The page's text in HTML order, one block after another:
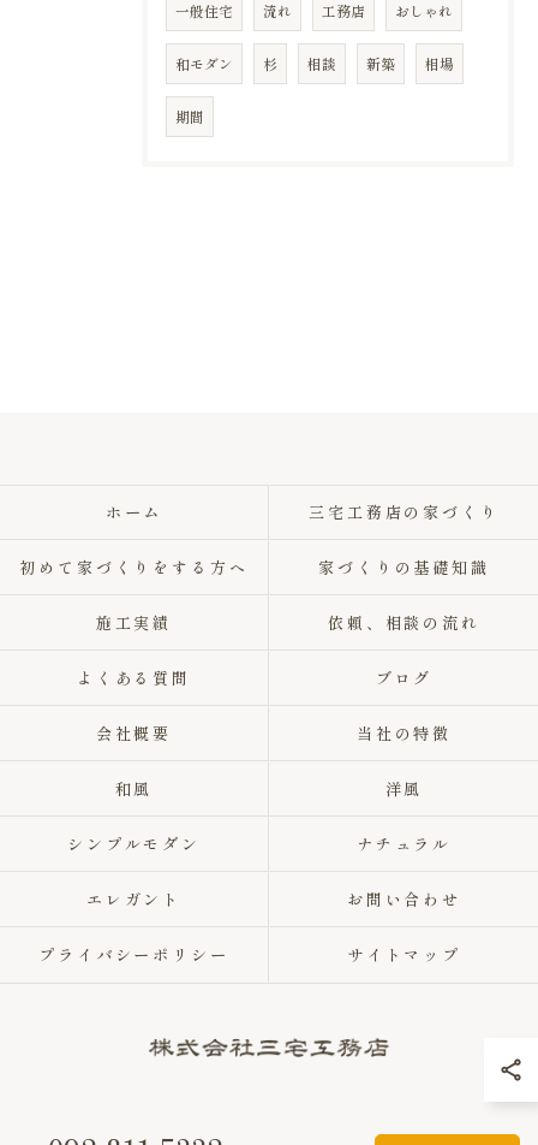
一般住宅 流れ 工務店 おしゃれ
和モダン 杉 相談 新築 相場
期間
ホーム 三宅工務店の家づくり
初めて家づくりをする方へ 家づくりの基礎知識
施工実績 依頼、相談の流れ
よくある質問 ブログ
会社概要 当社の特徴
和風 洋風
シンプルモダン ナチュラル
エレガント お問い合わせ
プライバシーポリシー サイトマップ